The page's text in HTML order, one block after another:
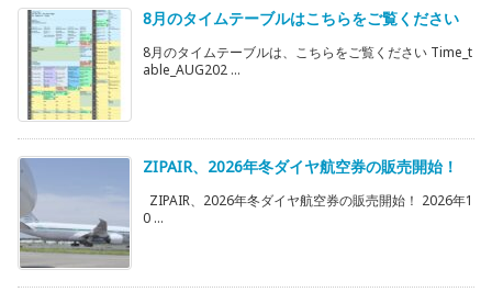
8月のタイムテーブルはこちらをご覧ください
8月のタイムテーブルは、こちらをご覧ください Time_t
able_AUG202 ...
ZIPAIR、2026年冬ダイヤ航空券の販売開始！
ZIPAIR、2026年冬ダイヤ航空券の販売開始！ 2026年1
0 ...